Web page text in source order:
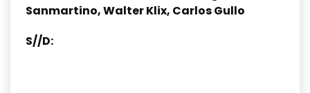
Sanmartino, Walter Klix, Carlos Gullo
S//D: